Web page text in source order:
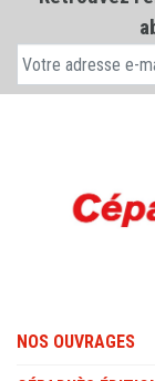
NOS OUVRAGES